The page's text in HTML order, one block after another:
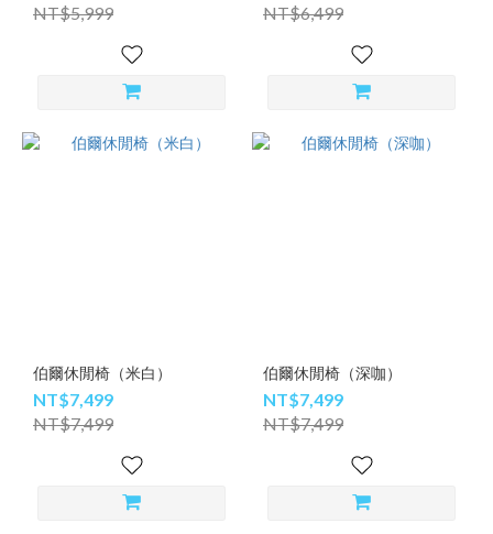
NT$5,999
NT$6,499
伯爾休閒椅（米白）
NT$7,499
NT$7,499
伯爾休閒椅（深咖）
NT$7,499
NT$7,499